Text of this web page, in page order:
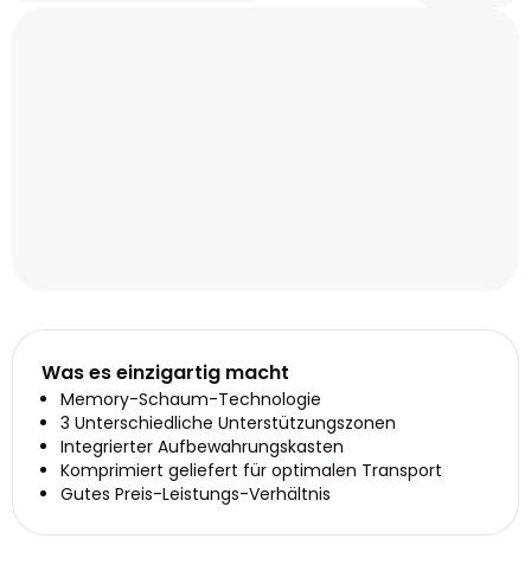
Was es einzigartig macht
Memory-Schaum-Technologie
3 Unterschiedliche Unterstützungszonen
Integrierter Aufbewahrungskasten
Komprimiert geliefert für optimalen Transport
Gutes Preis-Leistungs-Verhältnis